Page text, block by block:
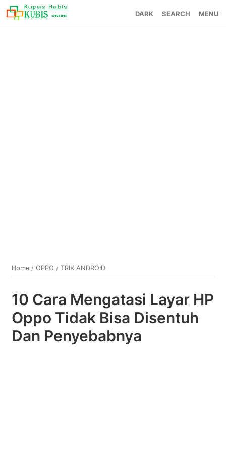
SEARCH MENU
Home /OPPO /TRIK ANDROID
10 Cara Mengatasi Layar HP
Oppo Tidak Bisa Disentuh
Dan Penyebabnya